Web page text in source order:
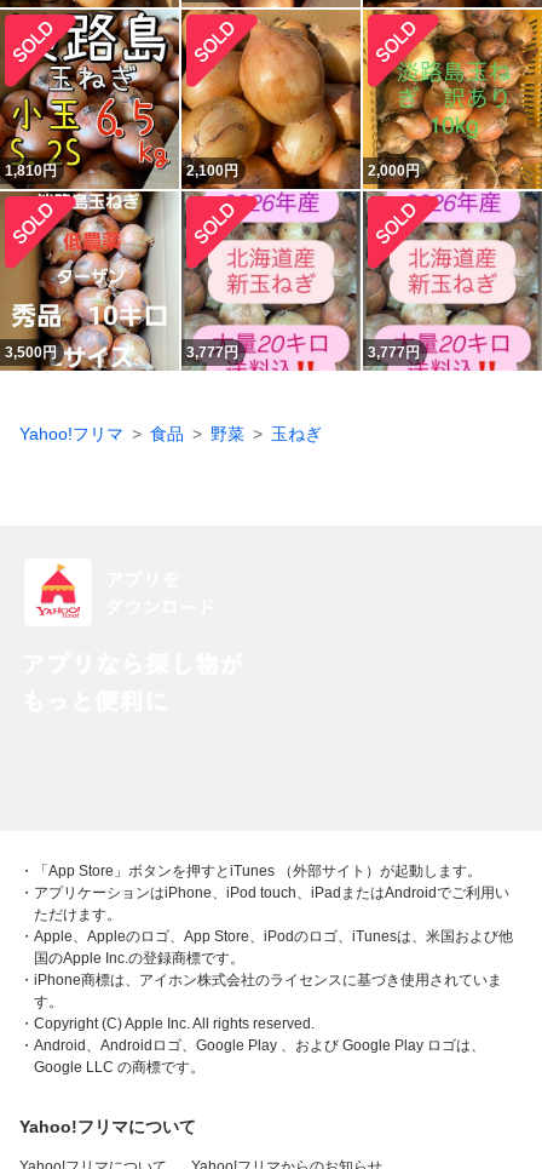
1,810円 2,100円 2,000円
3,500円 3,777円 3,777円
Yahoo!フリマ 食品 野菜 玉ねぎ
・「App Store」ボタンを押すとiTunes （外部サイト）が起動します。
・アプリケーションはiPhone、iPod touch、iPadまたはAndroidでご利用い
ただけます。
・Apple、Appleのロゴ、App Store、iPodのロゴ、iTunesは、米国および他
国のApple Inc.の登録商標です。
・iPhone商標は、アイホン株式会社のライセンスに基づき使用されていま
す。
・Copyright (C) Apple Inc. All rights reserved.
・Android、Androidロゴ、Google Play 、および Google Play ロゴは、
Google LLC の商標です。
Yahoo!フリマについて